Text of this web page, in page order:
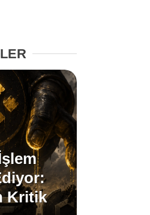
XRP Haberleri
Memecoin Haberleri
Stablecoin Haberleri
Facebook
Kritik